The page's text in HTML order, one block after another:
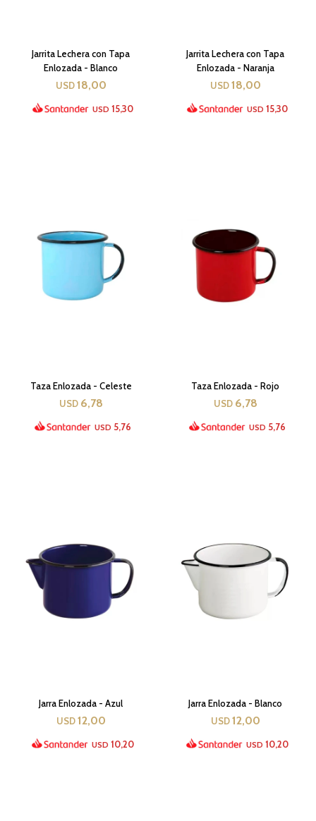
Jarrita Lechera con Tapa
Enlozada - Blanco
USD 18,00
USD 15,30
Jarrita Lechera con Tapa
Enlozada - Naranja
USD 18,00
USD 15,30
Taza Enlozada - Celeste
USD 6,78
USD 5,76
Taza Enlozada - Rojo
USD 6,78
USD 5,76
Jarra Enlozada - Azul
USD 12,00
USD 10,20
Jarra Enlozada - Blanco
USD 12,00
USD 10,20